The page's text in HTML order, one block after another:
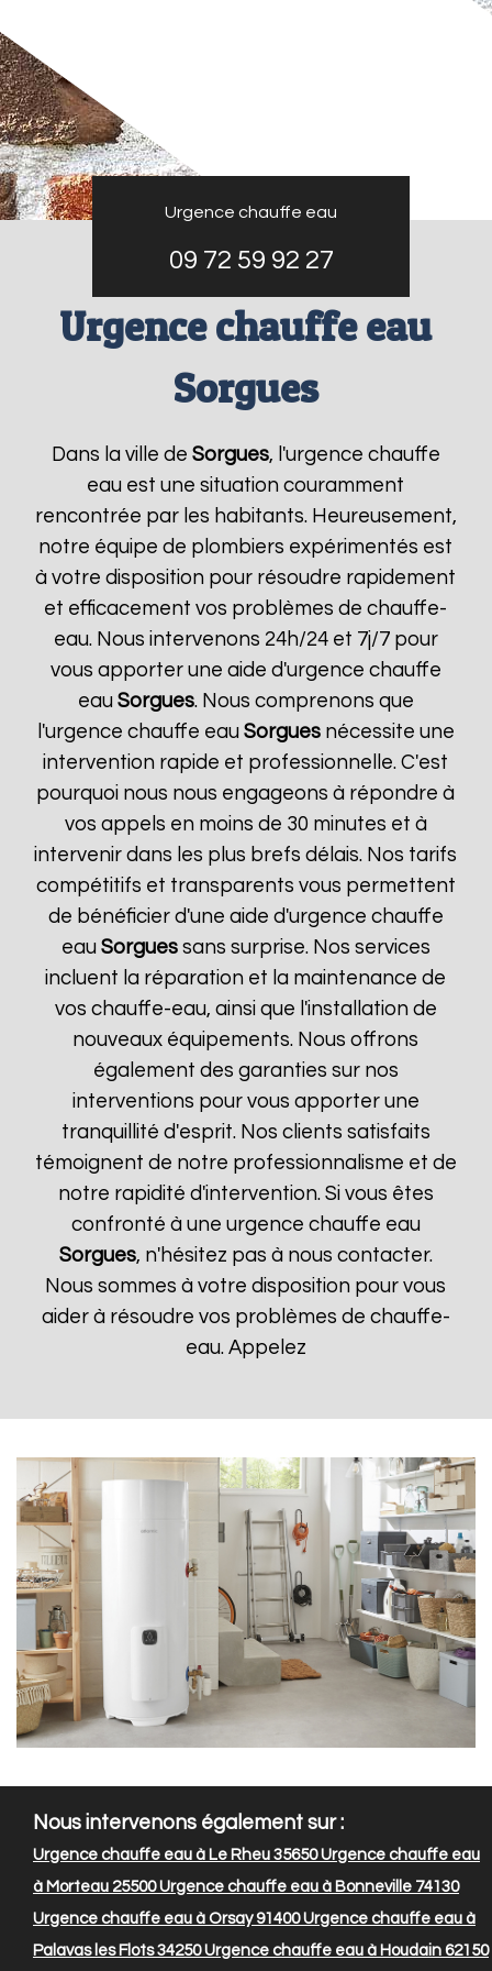
Urgence chauffe eau
09 72 59 92 27
Urgence chauffe eau
Sorgues
Dans la ville de Sorgues, l'urgence chauffe
eau est une situation couramment
rencontrée par les habitants. Heureusement,
notre équipe de plombiers expérimentés est
à votre disposition pour résoudre rapidement
et efficacement vos problèmes de chauffe-
eau. Nous intervenons 24h/24 et 7j/7 pour
vous apporter une aide d'urgence chauffe
eau Sorgues. Nous comprenons que
l'urgence chauffe eau Sorguesnécessite une
intervention rapide et professionnelle. C'est
pourquoi nous nous engageons à répondre à
vos appels en moins de 30 minutes et à
intervenir dans les plus brefs délais. Nos tarifs
compétitifs et transparents vous permettent
de bénéficier d'une aide d'urgence chauffe
eau Sorguessans surprise. Nos services
incluent la réparation et la maintenance de
vos chauffe-eau, ainsi que l'installation de
nouveaux équipements. Nous offrons
également des garanties sur nos
interventions pour vous apporter une
tranquillité d'esprit. Nos clients satisfaits
témoignent de notre professionnalisme et de
notre rapidité d'intervention. Si vous êtes
confronté à une urgence chauffe eau
Sorgues, n'hésitez pas à nous contacter.
Nous sommes à votre disposition pour vous
aider à résoudre vos problèmes de chauffe-
eau. Appelez
Nous intervenons également sur :
Urgence chauffe eau à Le Rheu 35650Urgence chauffe eau
à Morteau 25500Urgence chauffe eau à Bonneville 74130
Urgence chauffe eau à Orsay 91400Urgence chauffe eau à
Palavas les Flots 34250Urgence chauffe eau à Houdain 62150